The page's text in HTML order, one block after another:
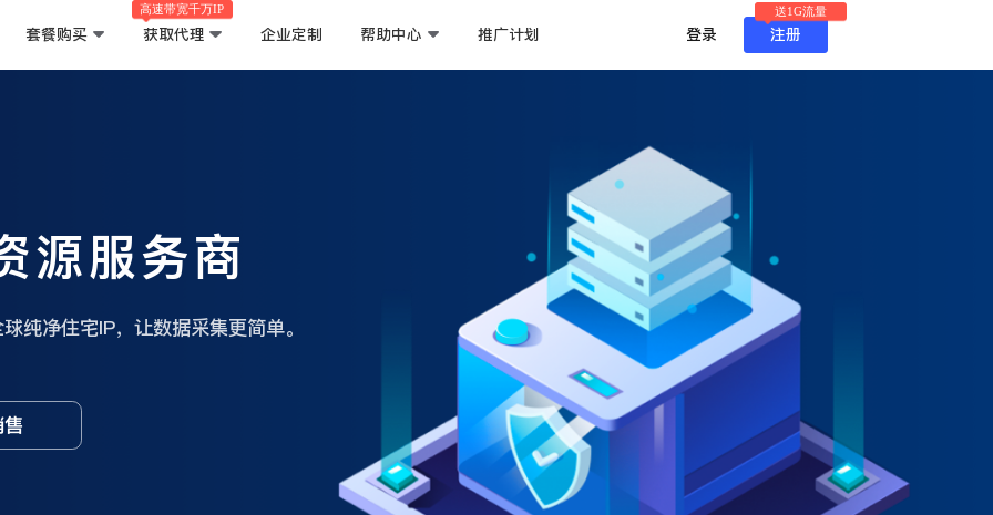
套餐购买 获取代理
高速带宽千万IP
企业定制 帮助中心 推广计划 登录 注册
送1G流量
源服务商
净住宅IP，让数据采集更简单。